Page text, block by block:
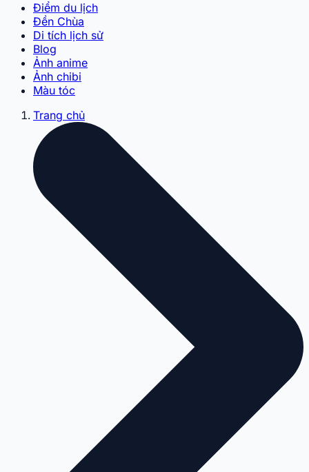
Điểm du lịch
Đền Chùa
Di tích lịch sử
Blog
Ảnh anime
Ảnh chibi
Màu tóc
Trang chủ